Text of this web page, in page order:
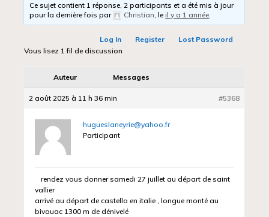
Ce sujet contient 1 réponse, 2 participants et a été mis à jour
pour la dernière fois par
Christian, leil y a 1 année.
Log In Register
Lost Password
Vous lisez 1 fil de discussion
Auteur Messages
2 août 2025 à 11 h 36 min #5368
hugueslaneyrie@yahoo.fr
Participant
rendez vous donner samedi 27 juillet au départ de saint
vallier
arrivé au départ de castello en italie , longue monté au
bivouac 1300 m de dénivelé